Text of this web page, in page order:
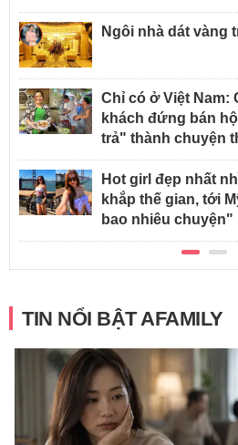
Ngôi nhà dát vàng
Chỉ có ở Việt Nam:
khách đứng bán
trả" thành chuyện
Hot girl đẹp nhất
khắp thế gian, tới
bao nhiêu chuyện"
TIN NỔI BẬT AFAMILY